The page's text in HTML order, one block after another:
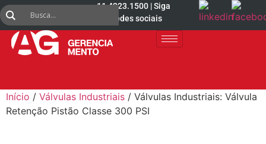
11 4223.1500 | Siga
nas redes sociais
Início / Válvulas Industriais / Válvulas Industriais: Válvula
Retenção Pistão Classe 300 PSI